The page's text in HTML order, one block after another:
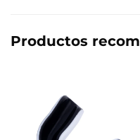
Productos